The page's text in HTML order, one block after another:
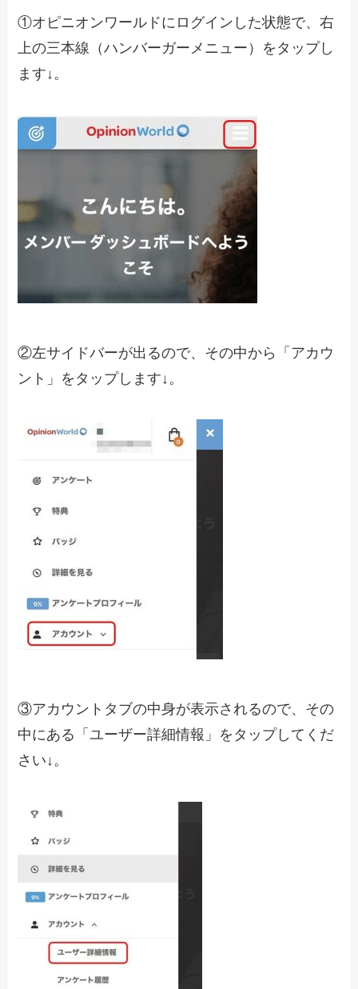
①オピニオンワールドにログインした状態で、右
上の三本線（ハンバーガーメニュー）をタップし
ます↓。
②左サイドバーが出るので、その中から「アカウ
ント」をタップします↓。
③アカウントタブの中身が表示されるので、その
中にある「ユーザー詳細情報」をタップしてくだ
さい↓。